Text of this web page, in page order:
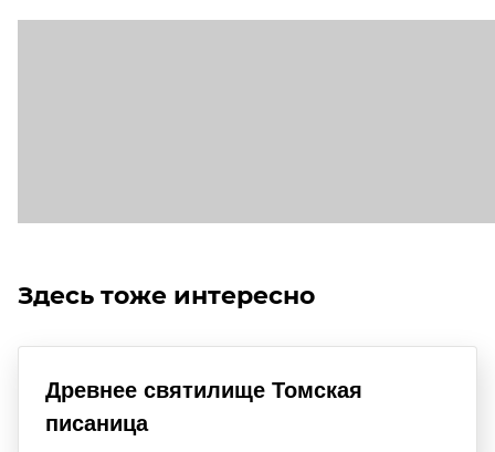
Здесь тоже интересно
Древнее святилище Томская
писаница